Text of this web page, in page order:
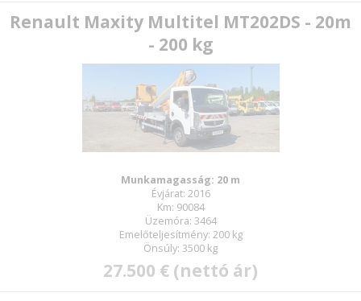
Renault Maxity Multitel MT202DS - 20m
- 200 kg
Munkamagasság: 20 m
Évjárat: 2016
Km: 90084
Üzemóra: 3464
Emelőteljesítmény: 200 kg
Önsúly: 3500 kg
27.500 € (nettó ár)
Jelszó: